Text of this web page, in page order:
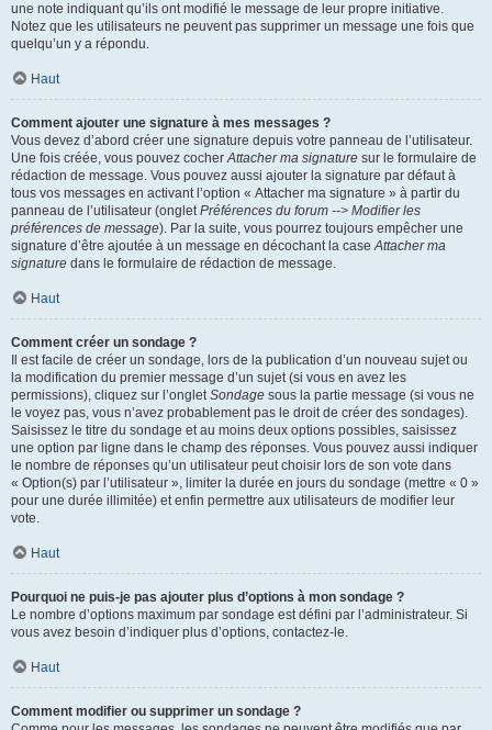
une note indiquant qu’ils ont modifié le message de leur propre initiative.
Notez que les utilisateurs ne peuvent pas supprimer un message une fois que
quelqu’un y a répondu.
Haut
Comment ajouter une signature à mes messages ?
Vous devez d’abord créer une signature depuis votre panneau de l’utilisateur.
Une fois créée, vous pouvez cocherAttacher ma signature sur le formulaire de
rédaction de message. Vous pouvez aussi ajouter la signature par défaut à
tous vos messages en activant l’option « Attacher ma signature » à partir du
panneau de l’utilisateur (ongletPréférences du forum --> Modifier les
préférences de message). Par la suite, vous pourrez toujours empêcher une
signature d’être ajoutée à un message en décochant la caseAttacher ma
signature dans le formulaire de rédaction de message.
Haut
Comment créer un sondage ?
Il est facile de créer un sondage, lors de la publication d’un nouveau sujet ou
la modification du premier message d’un sujet (si vous en avez les
permissions), cliquez sur l’ongletSondage sous la partie message (si vous ne
le voyez pas, vous n’avez probablement pas le droit de créer des sondages).
Saisissez le titre du sondage et au moins deux options possibles, saisissez
une option par ligne dans le champ des réponses. Vous pouvez aussi indiquer
le nombre de réponses qu’un utilisateur peut choisir lors de son vote dans
« Option(s) par l’utilisateur », limiter la durée en jours du sondage (mettre « 0 »
pour une durée illimitée) et enfin permettre aux utilisateurs de modifier leur
vote.
Haut
Pourquoi ne puis-je pas ajouter plus d’options à mon sondage ?
Le nombre d’options maximum par sondage est défini par l’administrateur. Si
vous avez besoin d’indiquer plus d’options, contactez-le.
Haut
Comment modifier ou supprimer un sondage ?